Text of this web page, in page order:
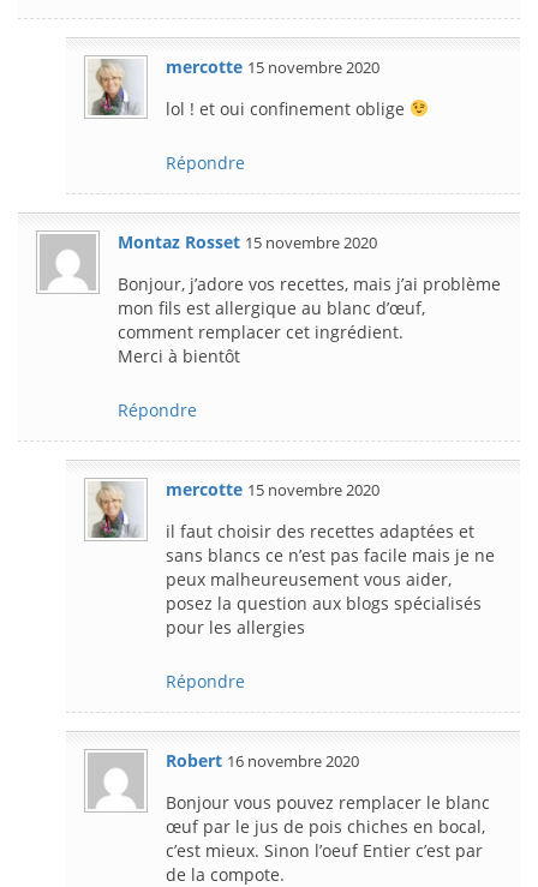
mercotte 15 novembre 2020
lol ! et oui confinement oblige
Répondre
Montaz Rosset 15 novembre 2020
Bonjour, j’adore vos recettes, mais j’ai problème
mon fils est allergique au blanc d’œuf,
comment remplacer cet ingrédient.
Merci à bientôt
Répondre
mercotte 15 novembre 2020
il faut choisir des recettes adaptées et
sans blancs ce n’est pas facile mais je ne
peux malheureusement vous aider,
posez la question aux blogs spécialisés
pour les allergies
Répondre
Robert 16 novembre 2020
Bonjour vous pouvez remplacer le blanc
œuf par le jus de pois chiches en bocal,
c’est mieux. Sinon l’oeuf Entier c’est par
de la compote.